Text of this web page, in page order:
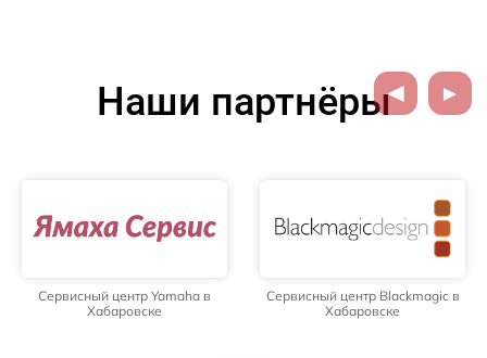
Наши партнёры
Сервисный центр Yamaha в
Хабаровске
Сервисный центр Blackmagic в
Хабаровске